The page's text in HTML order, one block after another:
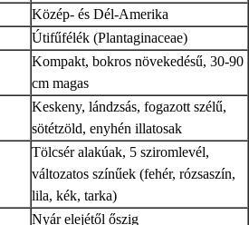
Közép- és Dél-Amerika
Útifűfélék (Plantaginaceae)
Kompakt, bokros növekedésű, 30-90
cm magas
Keskeny, lándzsás, fogazott szélű,
sötétzöld, enyhén illatosak
Tölcsér alakúak, 5 sziromlevél,
változatos színűek (fehér, rózsaszín,
lila, kék, tarka)
Nyár elejétől őszig